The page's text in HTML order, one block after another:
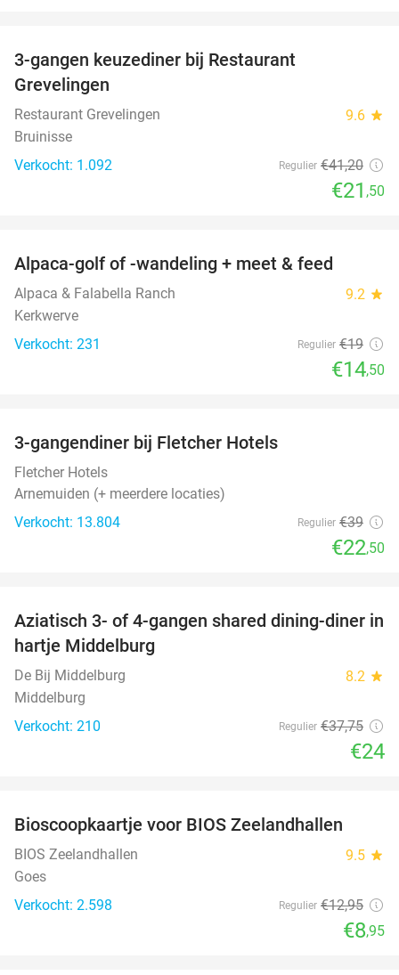
3-gangen keuzediner bij Restaurant
Grevelingen
Restaurant Grevelingen 9.6 star
Bruinisse
Verkocht: 1.092
Regulier €41,20
€21 ,50
Alpaca-golf of -wandeling + meet & feed
Alpaca & Falabella Ranch 9.2 star
Kerkwerve
Verkocht: 231
Regulier €19
€14,50
3-gangendiner bij Fletcher Hotels
Fletcher Hotels
Arnemuiden (+ meerdere locaties)
Verkocht: 13.804
Regulier €39
€22,50
36%
Aziatisch 3- of 4-gangen shared dining-diner in
hartje Middelburg
De Bij Middelburg 8.2 star
Middelburg
Verkocht: 210
Regulier €37,75
€24
Bioscoopkaartje voor BIOS Zeelandhallen
BIOS Zeelandhallen 9.5 star
Goes
Verkocht: 2.598
Regulier €12,95
€8,95